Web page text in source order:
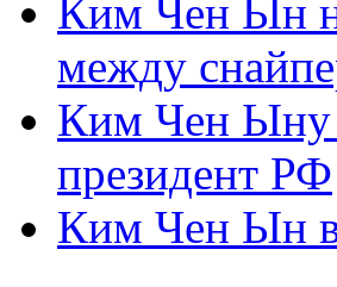
Ким Чен Ын
между
Ким Чен Ыну
президент РФ
Ким Чен Ын